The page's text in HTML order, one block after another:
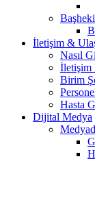
İletişim &
Nasıl
İletişim
Birim
Hasta
Dijital Medya